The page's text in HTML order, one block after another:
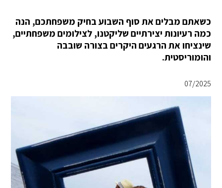
כשאתם מבלים את סוף השבוע בחיק משפחתכם, הנה
כמה רעיונות יצירתיים שליקטנו, לצילומים משפחתיים,
שינציחו את הרגעים היקרים בצורה שובבה
והומוריסטית.
07/2025